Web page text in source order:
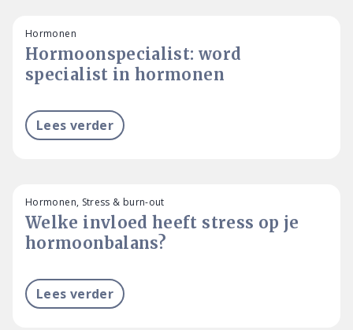
Hormoonspecialist: word
specialist in hormonen
Hormonen
Lees verder
Welke invloed heeft stress op je
hormoonbalans?
Hormonen, Stress & burn-out
Lees verder